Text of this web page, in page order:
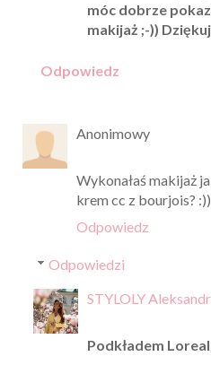
móc dobrze
makijaż ;-))
Odpowiedz
Anonimowy
Wykonałaś makijaż
krem cc z bourjois? :))
Odpowiedz
Odpowiedzi
STYLOLY
Podkładem